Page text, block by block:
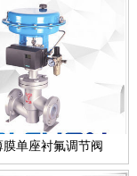
技术介绍 反渗透装置
过调节浓水调节阀...
是一个功能型的名
电动调节阀，顾智能
膜单座衬氟调节阀